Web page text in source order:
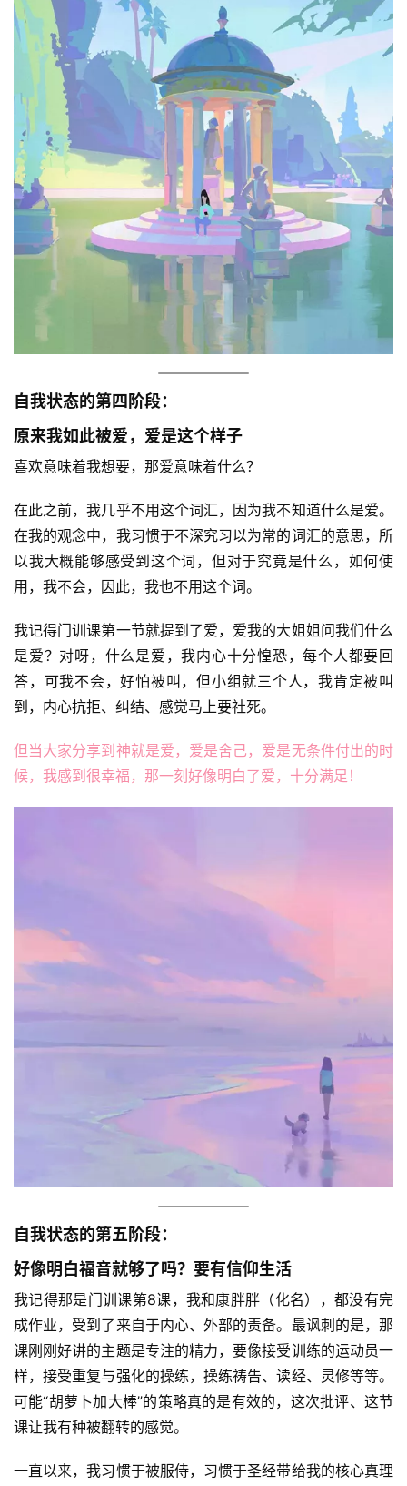
神
学
按
卷
查
经
热
我
们
登录 注册
自我状态的第四阶段：
原来我如此被爱，爱是这个样子
喜欢意味着我想要，那爱意味着什么？
在此之前，我几乎不用这个词汇，因为我不知道什么是爱。
在我的观念中，我习惯于不深究习以为常的词汇的意思，所
以我大概能够感受到这个词，但对于究竟是什么，如何使
用，我不会，因此，我也不用这个词。
我记得门训课第一节就提到了爱，爱我的大姐姐问我们什么
是爱？对呀，什么是爱，我内心十分惶恐，每个人都要回
答，可我不会，好怕被叫，但小组就三个人，我肯定被叫
到，内心抗拒、纠结、感觉马上要社死。
但当大家分享到神就是爱，爱是舍己，爱是无条件付出的时
候，我感到很幸福，那一刻好像明白了爱，十分满足！
自我状态的第五阶段：
好像明白福音就够了吗？要有信仰生活
我记得那是门训课第8课，我和康胖胖（化名），都没有完
成作业，受到了来自于内心、外部的责备。最讽刺的是，那
课刚刚好讲的主题是专注的精力，要像接受训练的运动员一
样，接受重复与强化的操练，操练祷告、读经、灵修等等。
可能“胡萝卜加大棒”的策略真的是有效的，这次批评、这节
课让我有种被翻转的感觉。
一直以来，我习惯于被服侍，习惯于圣经带给我的核心真理